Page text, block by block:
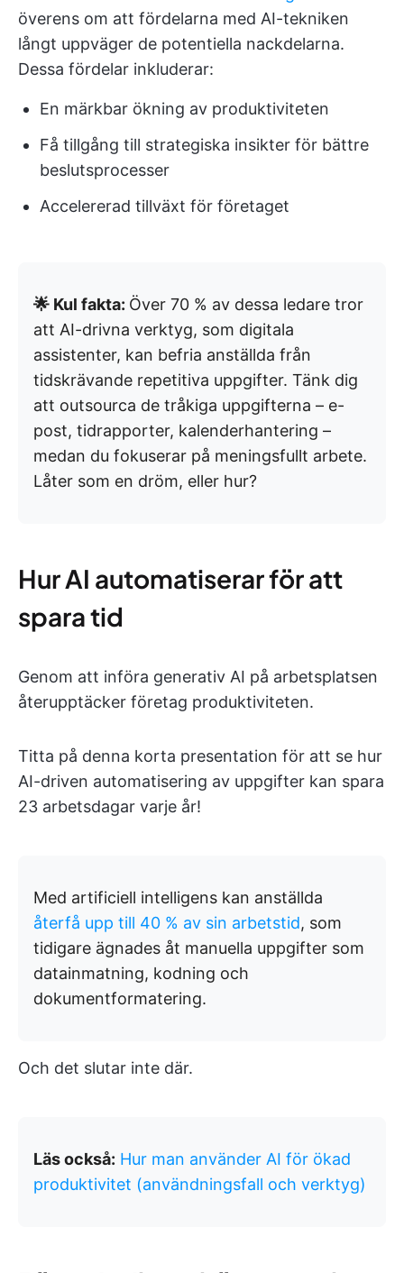
överens om att fördelarna med AI-tekniken
långt uppväger de potentiella nackdelarna.
Dessa fördelar inkluderar:
En märkbar ökning av produktiviteten
Få tillgång till strategiska insikter för bättre
beslutsprocesser
Accelererad tillväxt för företaget
🌟 Kul fakta: Över 70 % av dessa ledare tror
att AI-drivna verktyg, som digitala
assistenter, kan befria anställda från
tidskrävande repetitiva uppgifter. Tänk dig
att outsourca de tråkiga uppgifterna – e-
post, tidrapporter, kalenderhantering –
medan du fokuserar på meningsfullt arbete.
Låter som en dröm, eller hur?
Hur AI automatiserar för att
spara tid
Genom att införa generativ AI på arbetsplatsen
återupptäcker företag produktiviteten.
Titta på denna korta presentation för att se hur
AI-driven automatisering av uppgifter kan spara
23 arbetsdagar varje år!
Med artificiell intelligens kan anställda
återfå upp till 40 % av sin arbetstid, som
tidigare ägnades åt manuella uppgifter som
datainmatning, kodning och
dokumentformatering.
Och det slutar inte där.
Läs också: Hur man använder AI för ökad
produktivitet (användningsfall och verktyg)